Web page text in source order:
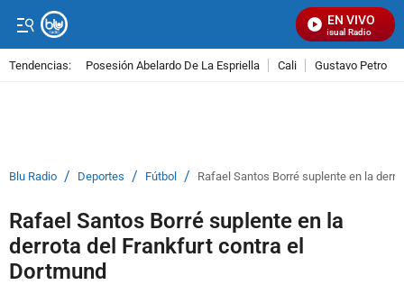
EN VIVO
Señal Visual Radio
Tendencias: Posesión Abelardo De La Espriella Cali Gustavo Petro
Blu Radio / Deportes / Fútbol / Rafael Santos Borré suplente en la
Rafael Santos Borré suplente en la
derrota del Frankfurt contra el
Dortmund